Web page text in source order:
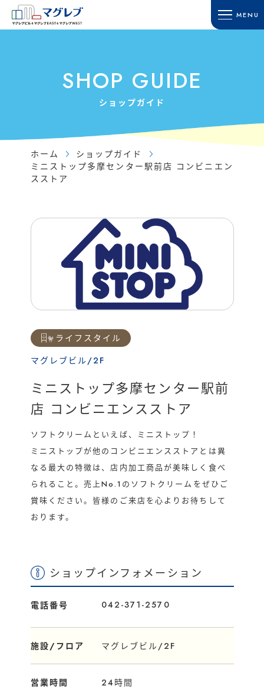
MENU
TOWN GUIDE
マグレブEAST
マグレブWEST
マグレブパーキング
SHOP NEWS
ショップニュース
ACCESS
アクセス・駐車場
採用情報
CONTACT
お問い合わせ
運営会社 催事/物件
SHOP GUIDE
ショップガイド
ホーム
ショップガイド
ミニストップ多摩センター駅前店 コンビニエン
スストア
ライフスタイル
マグレブビル/2F
ミニストップ多摩センター駅前
店 コンビニエンスストア
ソフトクリームといえば、ミニストップ！
ミニストップが他のコンビニエンスストアとは異
なる最大の特徴は、店内加工商品が美味しく食べ
られること。売上No.1のソフトクリームをぜひご
賞味ください。皆様のご来店を心よりお待ちして
おります。
ショップインフォメーション
電話番号 042-371-2570
施設/フロア マグレブビル/2F
営業時間 24時間